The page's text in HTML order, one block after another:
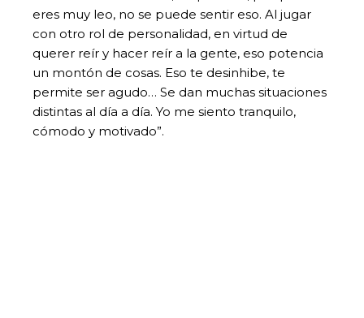
eres muy leo, no se puede sentir eso. Al jugar
con otro rol de personalidad, en virtud de
querer reír y hacer reír a la gente, eso potencia
un montón de cosas. Eso te desinhibe, te
permite ser agudo… Se dan muchas situaciones
distintas al día a día. Yo me siento tranquilo,
cómodo y motivado”.